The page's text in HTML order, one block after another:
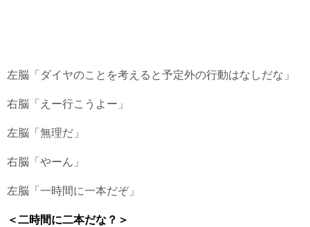
左脳「ダイヤのことを考えると予定外の行動はなしだな」
右脳「えー行こうよー」
左脳「無理だ」
右脳「やーん」
左脳「一時間に一本だぞ」
＜二時間に二本だな？＞